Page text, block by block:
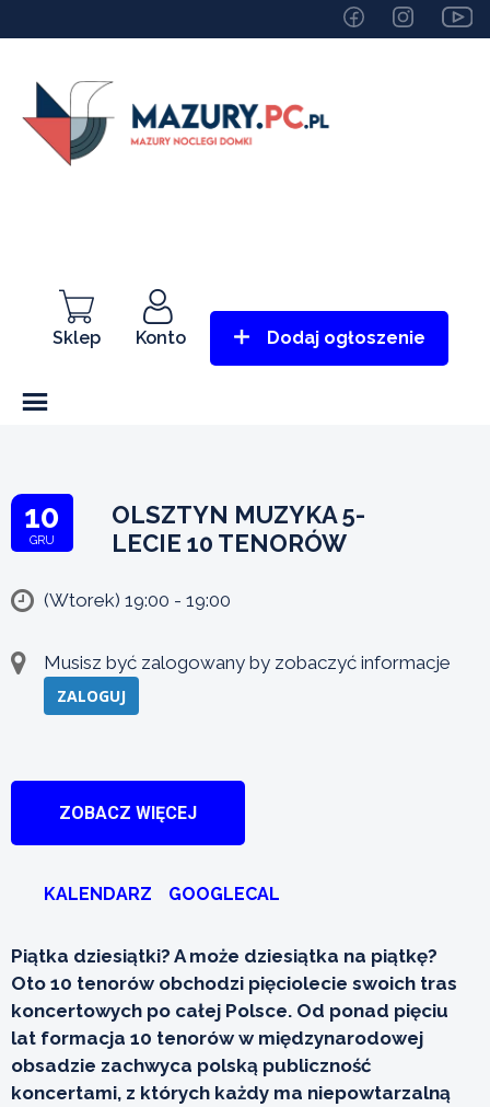
Sklep Konto Dodaj ogłoszenie
10
GRU
OLSZTYN MUZYKA 5-
LECIE 10 TENORÓW
(Wtorek) 19:00 - 19:00
Musisz być zalogowany by zobaczyć informacje
ZALOGUJ
ZOBACZ WIĘCEJ
KALENDARZ GOOGLECAL
Piątka dziesiątki? A może dziesiątka na piątkę?
Oto 10 tenorów obchodzi pięciolecie swoich tras
koncertowych po całej Polsce. Od ponad pięciu
lat formacja 10 tenorów w międzynarodowej
obsadzie zachwyca polską publiczność
koncertami, z których każdy ma niepowtarzalną